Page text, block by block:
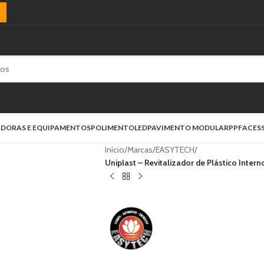
E EQUIPAMENTOSPOLIMENTOLEDPAVIMENTO MODULARPPF
Início/Marcas/EASYTECH/
Uniplast – Revitalizador de Plástico